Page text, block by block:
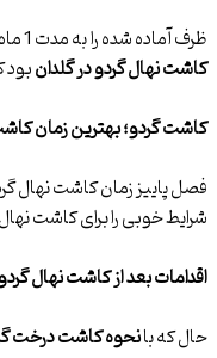
ظرف آماده شده را به مدت 1 ماه تا 45 روز کنار بگذارید تا گردوها جوانه بزنند. پس از این که گردوها جوانه زدند آن ها را به درون خاک منتقل کنید و شاهد به بار نشستن گردوها باشید. این
کاشت نهال گردو در گلدان
کاشت گردو؛ بهترین زمان
فصل پاییز زمان کاشت نهال
شرایط خوبی را برای کاشت
اقدامات بعد از کاشت نهال
حال که بانحوه کاشت درخت